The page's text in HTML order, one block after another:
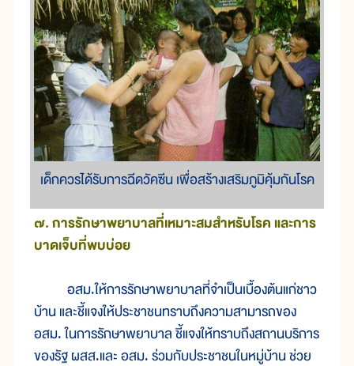
เด็กควรได้รับการฉีดวัคซีน เพื่อสร้างเสริมภูมิคุ้มกันโรค
๗. การรักษาพยาบาลที่เหมาะสมสำหรับโรค และการ
บาดเจ็บที่พบบ่อย
อสม.ให้การรักษาพยาบาลที่จำเป็นเบื้องต้นแก่ชาว
บ้าน และชี้แจงให้ประชาชนทราบถึงความสามารถของ
อสม. ในการรักษาพยาบาล ชี้แจงให้ทราบถึงสถานบริการ
ของรัฐ ผสส.และ อสม. ร่วมกับประชาชนในหมู่บ้าน ช่วย